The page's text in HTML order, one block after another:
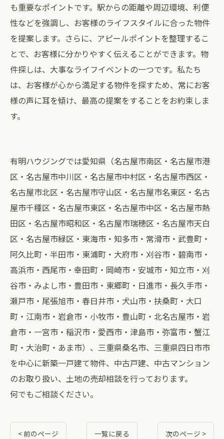
も重要なポイントです。駅からの距離や周辺環境、利便
性などを強調し、お客様のライフスタイルに合った物件
を提案します。さらに、アピールポイントを整理するこ
とで、お客様に分かりやすく伝えることができます。物
件探しは、大事なライフイベントの一つです。私たち
は、お客様が心から満足する物件を探すため、常にお客
様の声に耳を傾け、最高の提案をすることをお約束しま
す。
有明ハウジングでは愛知県（名古屋市南区・名古屋市港
区・名古屋市中川区・名古屋市中村区・名古屋市西区・
名古屋市北区・名古屋市守山区・名古屋市名東区・名古
屋市千種区・名古屋市東区・名古屋市中区・名古屋市熱
田区・名古屋市昭和区・名古屋市瑞穂区・名古屋市天白
区・名古屋市緑区・東海市・知多市・常滑市・武豊町・
阿久比町・半田市・東浦町・大府市・刈谷市・碧南市・
高浜市・西尾市・幸田町・岡崎市・安城市・知立市・刈
谷市・みよし市・豊田市・東郷町・日進市・長久手市・
瀬戸市・尾張旭市・春日井市・犬山市・扶桑町・大口
町・江南市・岩倉市・小牧市・豊山町・北名古屋市・岩
倉市・一宮市・稲沢市・愛西市・津島市・弥富市・蟹江
町・大治町・あま市）、三重県桑名市、三重県四日市市
を中心に新築一戸建て物件、中古戸建、中古マンション
のお取り扱い、土地の売却相談を行っております。
何でもご相談ください。
< 前のページ 一覧に戻る 次のページ >